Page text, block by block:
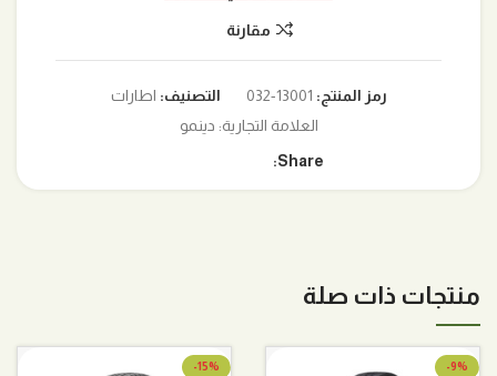
مقارنة
رمز المنتج: 13001-032 التصنيف: اطارات
العلامة التجارية: دينمو
Share:
منتجات ذات صلة
-9%
-15%